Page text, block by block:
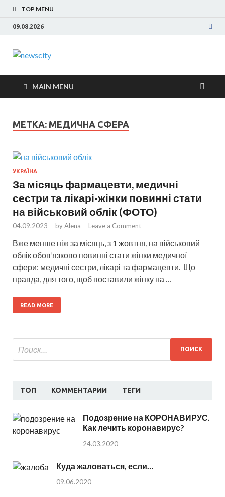
TOP MENU
09.08.2026
NewsCity —
свежие новости
Запорожья
сегодня
сегодня. События Запорожья, коррупция,
политика, дтп, новости спорта
MAIN MENU
МЕТКА: МЕДИЧНА СФЕРА
УКРАЇНА
За місяць фармацевти, медичні
сестри та лікарі-жінки повинні стати
на військовий облік (ФОТО)
04.09.2023 - byAlena - Leave a Comment
Вже менше ніж за місяць, з 1 жовтня, на військовий
облік обов’язково повинні стати жінки медичної
сфери: медичні сестри, лікарі та фармацевти. Що
правда, для того, щоб поставили жінку на …
READ MORE
ТОП КОММЕНТАРИИ ТЕГИ
Подозрение на КОРОНАВИРУС.
Как лечить коронавирус?
24.03.2020
Куда жаловаться, если…
09.06.2020